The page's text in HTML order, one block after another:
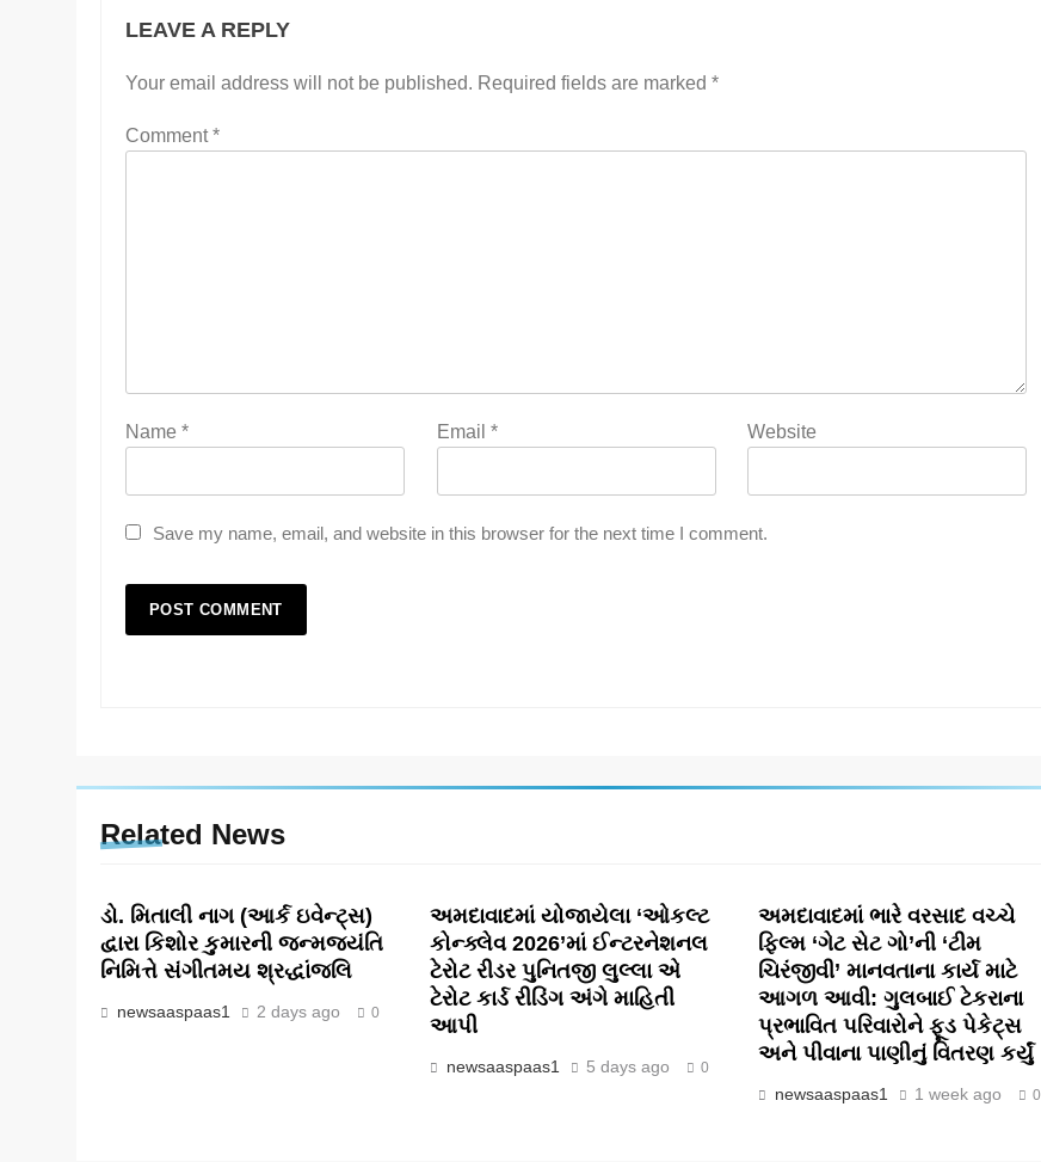
LEAVE A REPLY
Your email address will not be published. Required fields are marked *
Comment*
Name * Email * Website
Save my name, email, and website in this browser for the next time I comment.
Related News
ડો. મિતાલી નાગ (આર્ક ઇવેન્ટ્સ)
દ્વારા કિશોર કુમારની જન્મજયંતિ
નિમિત્તે સંગીતમય શ્રદ્ધાંજલિ
newsaaspaas1 2 days ago 0
અમદાવાદમાં યોજાયેલા ‘ઓકલ્ટ
કોન્ક્લેવ 2026’માં ઈન્ટરનેશનલ
ટેરોટ રીડર પુનિતજી લુલ્લા એ
ટેરોટ કાર્ડ રીડિંગ અંગે માહિતી
આપી
newsaaspaas1 5 days ago 0
અમદાવાદમાં ભારે વરસાદ વચ્ચે
ફિલ્મ ‘ગેટ સેટ ગો’ની ‘ટીમ
ચિરંજીવી’ માનવતાના કાર્ય માટે
આગળ આવી: ગુલબાઈ ટેકરાના
પ્રભાવિત પરિવારોને ફૂડ પેકેટ્સ
અને પીવાના પાણીનું વિતરણ કર્યું
newsaaspaas1 1 week ago 0